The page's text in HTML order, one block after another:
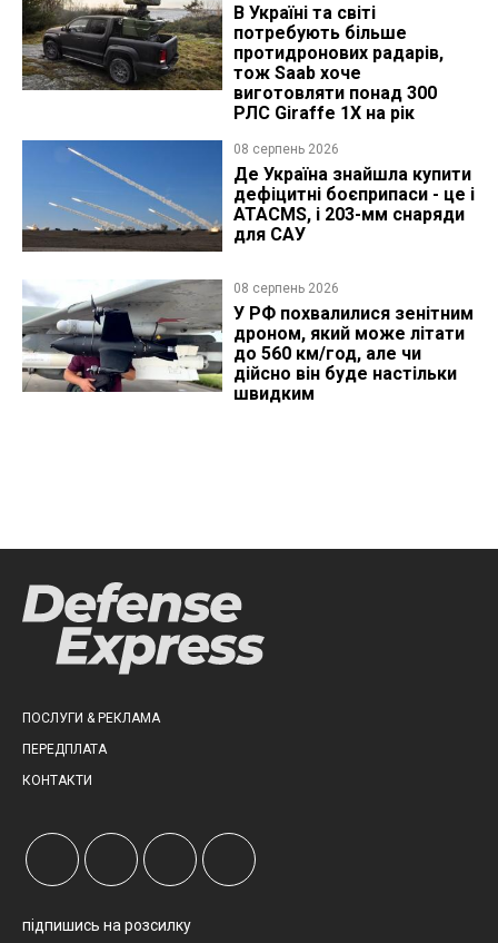
В Україні та світі
потребують більше
протидронових радарів,
тож Saab хоче
виготовляти понад 300
РЛС Giraffe 1X на рік
08 серпень 2026
Де Україна знайшла купити
дефіцитні боєприпаси - це і
ATACMS, і 203-мм снаряди
для САУ
08 серпень 2026
У РФ похвалилися зенітним
дроном, який може літати
до 560 км/год, але чи
дійсно він буде настільки
швидким
ПОСЛУГИ & РЕКЛАМА
ПЕРЕДПЛАТА
КОНТАКТИ
підпишись на розсилку